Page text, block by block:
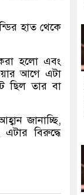
হাত থেকে
করা হলো এবং
আগে এটা
ছিল তার বা
জানাচ্ছি,
বিরুদ্ধে